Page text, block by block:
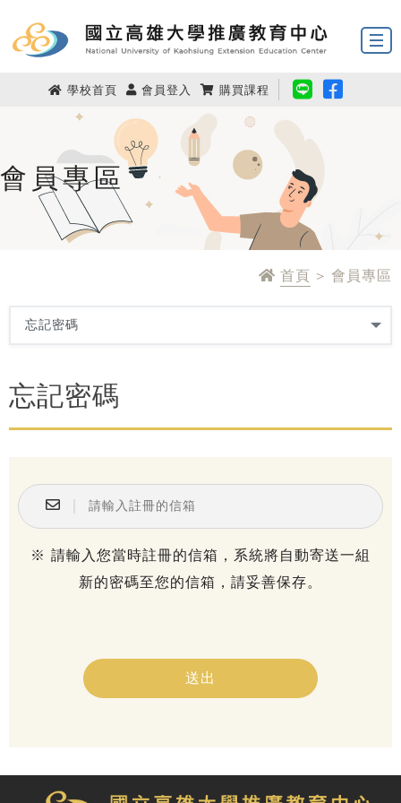
學校首頁 會員登入 購買課程
會員專區
首頁 > 會員專區
忘記密碼
※ 請輸入您當時註冊的信箱，系統將自動寄送一組
新的密碼至您的信箱，請妥善保存。